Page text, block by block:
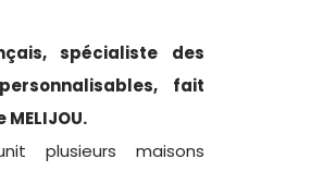
spécialiste des
fait
plusieurs maisons